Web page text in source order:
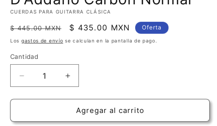
CUERDAS PARA GUITARRA CLÁSICA
Precio
habitual
$ 445.00 MXN
Precio
de
$ 435.00 MXN Oferta
Los gastos de envío se calculan en la pantalla de pago.
Cantidad
Cantidad
Reducir
cantidad
para
D&#39;Addario
Carbon
Aumentar
cantidad
para
D&#39;Addario
Carbon
Agregar al carrito